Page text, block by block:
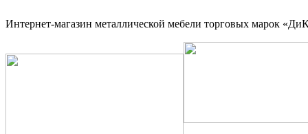
Интернет-магазин металлической мебели торговых марок